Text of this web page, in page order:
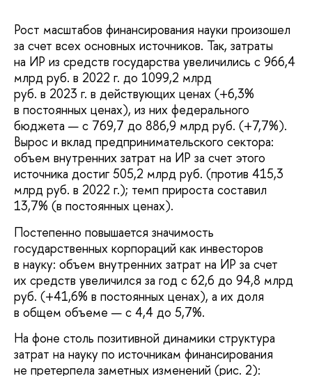
Рост масштабов финансирования науки произошел
за счет всех основных источников. Так, затраты
на ИР из средств государства увеличились с 966,4
млрд руб. в 2022 г. до 1099,2 млрд
руб. в 2023 г. в действующих ценах (+6,3%
в постоянных ценах), из них федерального
бюджета — с 769,7 до 886,9 млрд руб. (+7,7%).
Вырос и вклад предпринимательского сектора:
объем внутренних затрат на ИР за счет этого
источника достиг 505,2 млрд руб. (против 415,3
млрд руб. в 2022 г.); темп прироста составил
13,7% (в постоянных ценах).
Постепенно повышается значимость
государственных корпораций как инвесторов
в науку: объем внутренних затрат на ИР за счет
их средств увеличился за год с 62,6 до 94,8 млрд
руб. (+41,6% в постоянных ценах), а их доля
в общем объеме — с 4,4 до 5,7%.
На фоне столь позитивной динамики структура
затрат на науку по источникам финансирования
не претерпела заметных изменений (рис. 2):